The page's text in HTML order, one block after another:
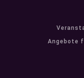
Angebote